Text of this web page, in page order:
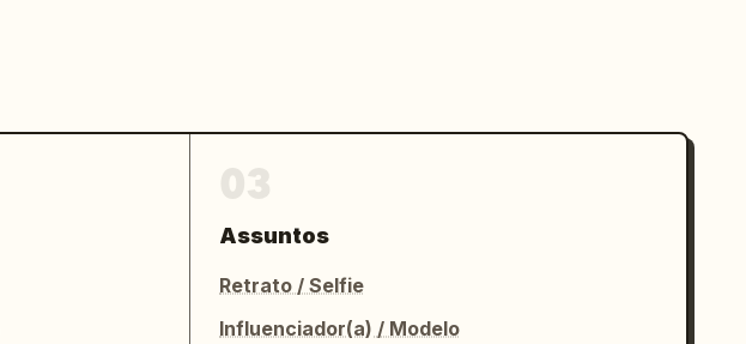
Assuntos
Retrato / Selfie
Influenciador(a) / Modelo